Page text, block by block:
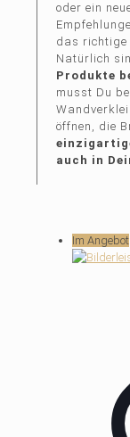
oder ein
das richtige
Natürlich
Produkte
musst Du
öffnen, die
auch in
Im Angebot